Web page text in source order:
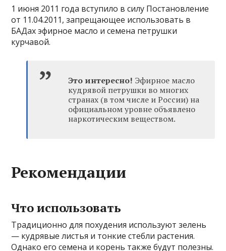
1 июня 2011 года вступило в силу Постановление
от 11.04.2011, запрещающее использовать в
БАДах эфирное масло и семена петрушки
курчавой.
Это интересно! Эфирное масло
кудрявой петрушки во многих
странах (в том числе и России) на
официальном уровне объявлено
наркотическим веществом.
Рекомендации
Что использовать
Традиционно для похудения используют зелень
— кудрявые листья и тонкие стебли растения.
Однако его семена и корень также будут полезны.